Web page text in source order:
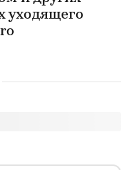
уходящего